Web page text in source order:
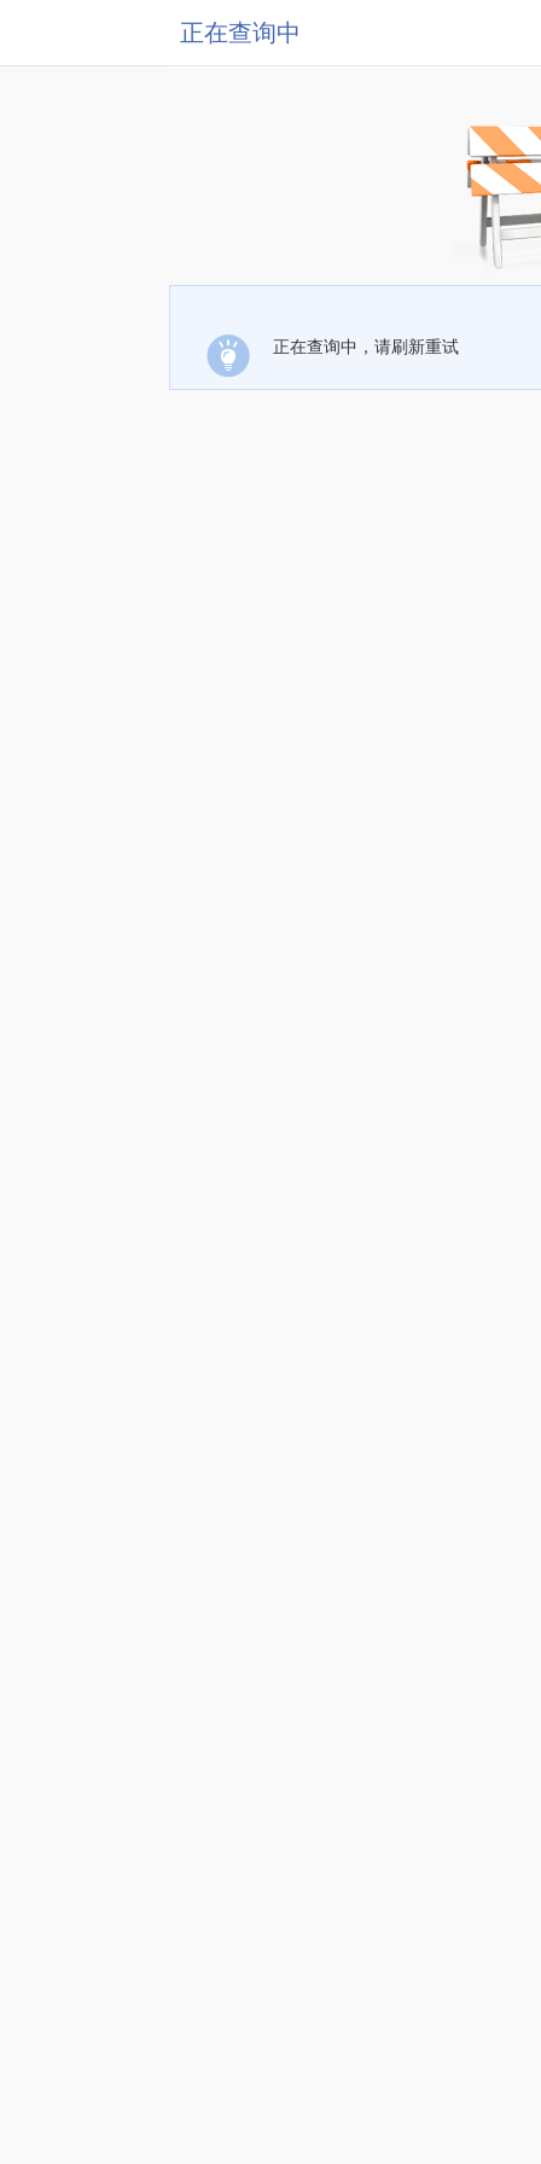
正在查询中
正在查询中，请刷新重试